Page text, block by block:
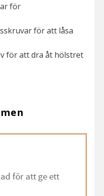
för
för att låsa
för att dra åt hölstret